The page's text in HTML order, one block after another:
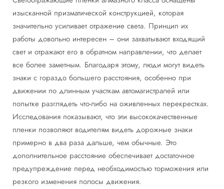
изысканной призматической конструкцией, которая
значительно усиливает отражение света. Принцип их
работы довольно интересен – они захватывают входящий
свет и отражают его в обратном направлении, что делает
все более заметным. Благодаря этому, люди могут видеть
знаки с гораздо большего расстояния, особенно при
движении по длинным участкам автомагистралей или
попытке разглядеть что-либо на оживленных перекрестках.
Исследования показывают, что эти высококачественные
пленки позволяют водителям видеть дорожные знаки
примерно в два раза дальше, чем обычные. Это
дополнительное расстояние обеспечивает достаточное
предупреждение перед необходимостью торможения или
резкого изменения полосы движения.